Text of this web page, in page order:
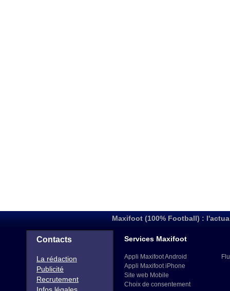
Maxifoot (100% Football) :
Contacts
La rédaction
Publicité
Recrutement
Services Maxifoot
Appli Maxifoot Android
Appli Maxifoot iPhone
Site web Mobile
Choix de consentement